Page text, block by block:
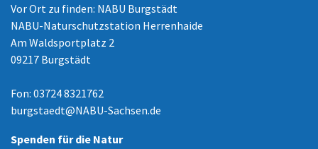
Vor Ort zu finden: NABU Burgstädt
NABU-Naturschutzstation Herrenhaide
Am Waldsportplatz 2
09217 Burgstädt
Fon: 03724 8321762
burgstaedt@NABU-Sachsen.de
Spenden für die Natur